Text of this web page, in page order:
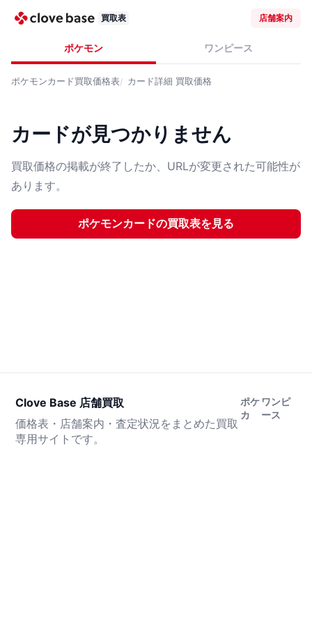
買取表 店舗案内
ポケモン ワンピース
ポケモンカード買取価格表 カード詳細 買取価格
カードが見つかりません
買取価格の掲載が終了したか、URLが変更された可能性が
あります。
ポケモンカードの買取表を見る
Clove Base 店舗買取
価格表・店舗案内・査定状況をまとめた買取
専用サイトです。
ポケ
カ
ワンピ
ース